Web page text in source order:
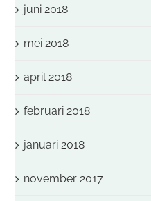
juni 2018
mei 2018
april 2018
februari 2018
januari 2018
november 2017